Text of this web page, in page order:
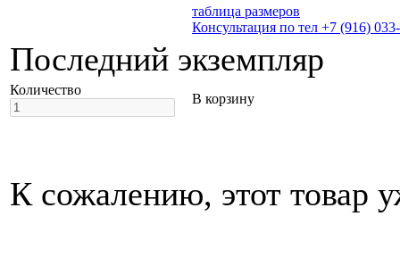
таблица размеров
Консультация по тел +7 (916)
Последний экземпляр
Количество
В корзину
К сожалению, этот товар